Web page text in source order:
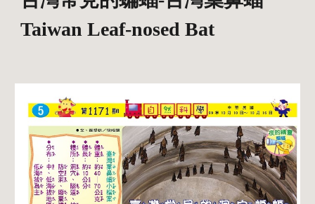
Taiwan Leaf-nosed Bat